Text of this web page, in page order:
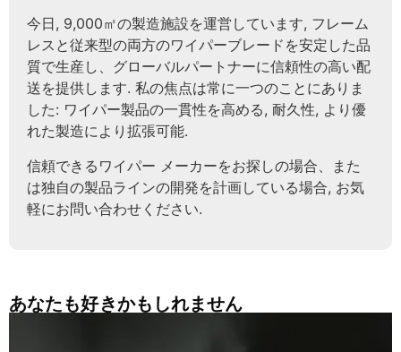
今日, 9,000㎡の製造施設を運営しています, フレーム
レスと従来型の両方のワイパーブレードを安定した品
質で生産し、グローバルパートナーに信頼性の高い配
送を提供します. 私の焦点は常に一つのことにありま
した: ワイパー製品の一貫性を高める, 耐久性, より優
れた製造により拡張可能.
信頼できるワイパー メーカーをお探しの場合、また
は独自の製品ラインの開発を計画している場合, お気
軽にお問い合わせください.
あなたも好きかもしれません